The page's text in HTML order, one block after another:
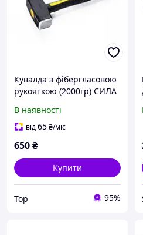
Кувалда з фібергласовою
рукояткою (2000гр) СИЛА
В наявності
від65₴/міс
650₴
Купити
Top 95%